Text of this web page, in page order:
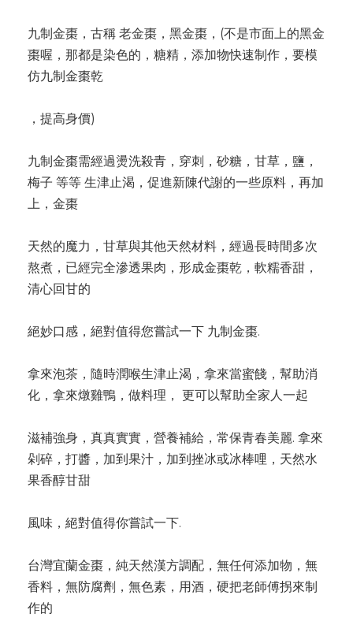
九制金棗，古稱 老金棗，黑金棗，(不是市面上的黑金
棗喔，那都是染色的，糖精，添加物快速制作，要模
仿九制金棗乾
，提高身價)
九制金棗需經過燙洗殺青，穿刺，砂糖，甘草，鹽，
梅子 等等 生津止渴，促進新陳代謝的一些原料，再加
上，金棗
天然的魔力，甘草與其他天然材料，經過長時間多次
熬煮，已經完全滲透果肉，形成金棗乾，軟糯香甜，
清心回甘的
絕妙口感，絕對值得您嘗試一下 九制金棗.
拿來泡茶，隨時潤喉生津止渴，拿來當蜜餞，幫助消
化，拿來燉雞鴨，做料理， 更可以幫助全家人一起
滋補強身，真真實實，營養補給，常保青春美麗. 拿來
剁碎，打醬，加到果汁，加到挫冰或冰棒哩，天然水
果香醇甘甜
風味，絕對值得你嘗試一下.
台灣宜蘭金棗，純天然漢方調配，無任何添加物，無
香料，無防腐劑，無色素，用酒，硬把老師傅拐來制
作的